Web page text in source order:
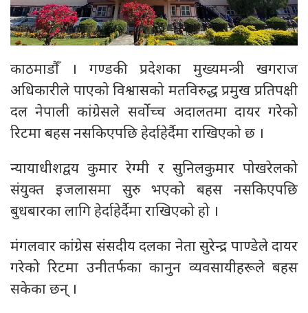
काठमाडौँ । गण्डकी प्रदेशका मुख्यमन्त्री खगराज
अधिकारीले पाएको विश्वासको मतविरुद्ध प्रमुख प्रतिपक्षी
दल नेपाली कांग्रेसले सर्वोच्च अदालतमा दायर गरेको
रिटमा बहस नसकिएपछि हेर्दाहेर्दैमा राखिएको छ ।
न्यायाधीशद्वय कुमार रेग्मी र सुनिलकुमार पोखरेलको
संयुक्त इजलासमा सुरु भएको बहस नसकिएपछि
बुधबारका लागि हेर्दाहेर्दैमा राखिएको हो ।
मंगलवार कांग्रेस संसदीय दलका नेता सुरेन्द्र पाण्डेले दायर
गरेको रिटमा उनीतर्फका कानुन व्यवसायीहरूले बहस
सकेका छन् ।